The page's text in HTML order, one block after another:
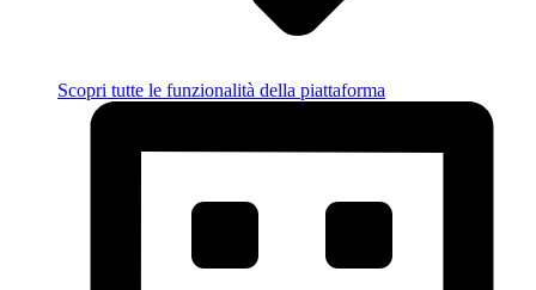
Scopri tutte le funzionalità della piattaforma